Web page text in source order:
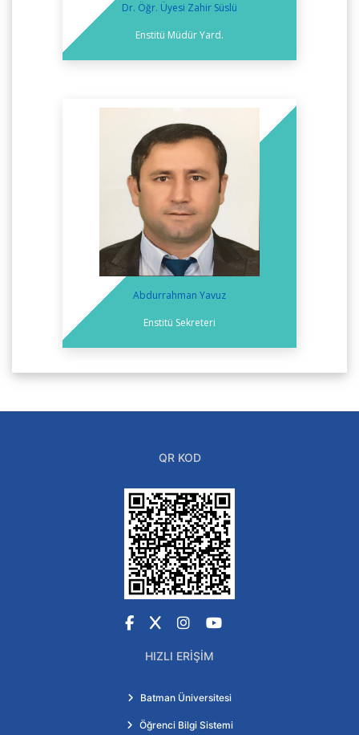
Dr. Öğr. Üyesi Zahir Süslü
Enstitü Müdür Yard.
Abdurrahman Yavuz
Enstitü Sekreteri
QR KOD
Facebook
X Instagram
YouTube
HIZLI ERIŞIM
Batman Üniversitesi
Öğrenci Bilgi Sistemi